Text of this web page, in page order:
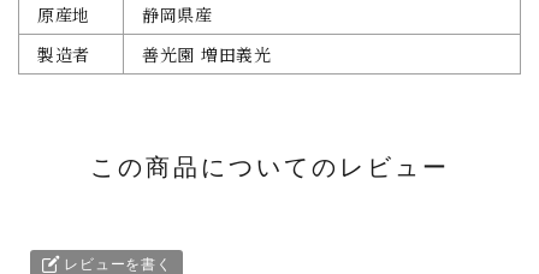
原産地
静岡県産
製造者
善光園 増田義光
この商品についてのレビュー
レビューを書く